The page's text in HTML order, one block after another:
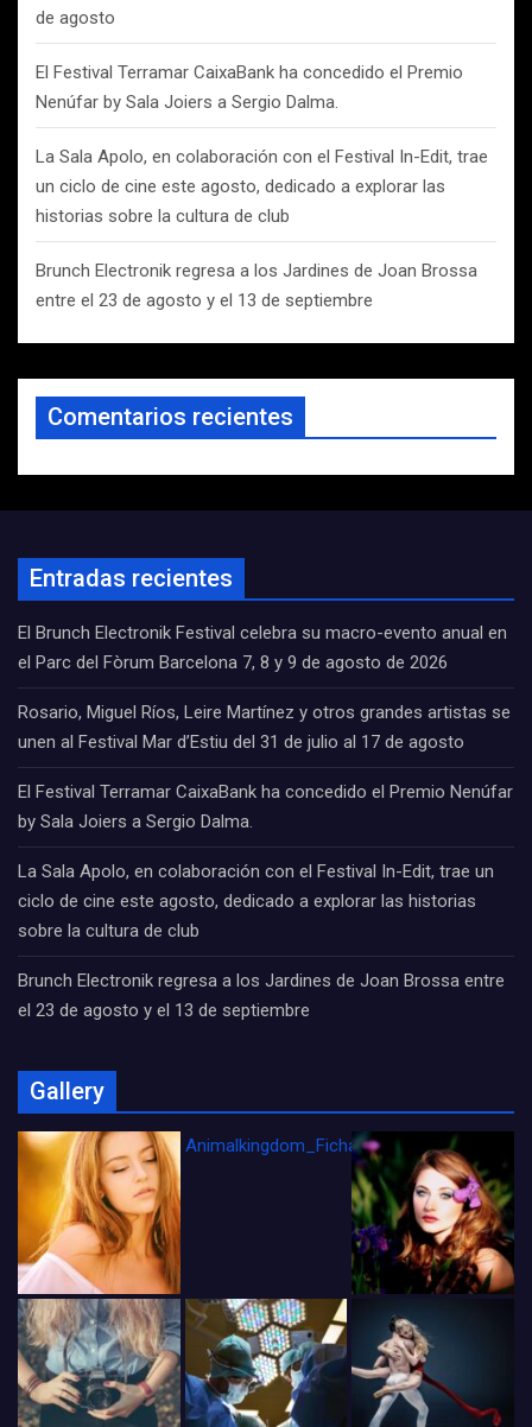
de agosto
El Festival Terramar CaixaBank ha concedido el Premio
Nenúfar by Sala Joiers a Sergio Dalma.
La Sala Apolo, en colaboración con el Festival In-Edit, trae
un ciclo de cine este agosto, dedicado a explorar las
historias sobre la cultura de club
Brunch Electronik regresa a los Jardines de Joan Brossa
entre el 23 de agosto y el 13 de septiembre
Comentarios recientes
Entradas recientes
El Brunch Electronik Festival celebra su macro-evento anual en
el Parc del Fòrum Barcelona 7, 8 y 9 de agosto de 2026
Rosario, Miguel Ríos, Leire Martínez y otros grandes artistas se
unen al Festival Mar d’Estiu del 31 de julio al 17 de agosto
El Festival Terramar CaixaBank ha concedido el Premio Nenúfar
by Sala Joiers a Sergio Dalma.
La Sala Apolo, en colaboración con el Festival In-Edit, trae un
ciclo de cine este agosto, dedicado a explorar las historias
sobre la cultura de club
Brunch Electronik regresa a los Jardines de Joan Brossa entre
el 23 de agosto y el 13 de septiembre
Gallery
Animalkingdom_FichaCine